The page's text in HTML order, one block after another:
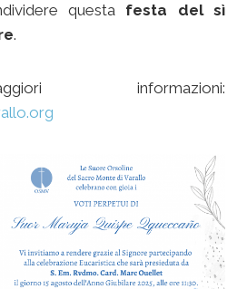
questa festa del sì
.
informazioni: